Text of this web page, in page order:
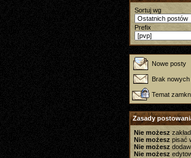
Sortuj wg
Prefix
Nowe posty
Brak
Temat
Zasady
Nie możesz
Nie możesz pisać
Nie możesz
Nie możesz